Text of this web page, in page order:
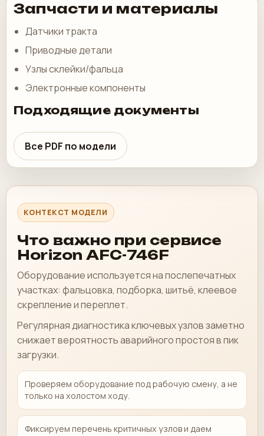
Запчасти и материалы
Датчики тракта
Приводные детали
Узлы склейки/фальца
Электронные компоненты
Подходящие документы
Все PDF по модели
КОНТЕКСТ МОДЕЛИ
Что важно при сервисе
Horizon AFC-746F
Оборудование используется на послепечатных
участках: фальцовка, подборка, шитьё, клеевое
скрепление и переплет.
Регулярная диагностика ключевых узлов заметно
снижает вероятность аварийного простоя в пик
загрузки.
Проверяем оборудование под рабочую смену, а не
только на холостом ходу.
Фиксируем перечень критичных узлов и даем